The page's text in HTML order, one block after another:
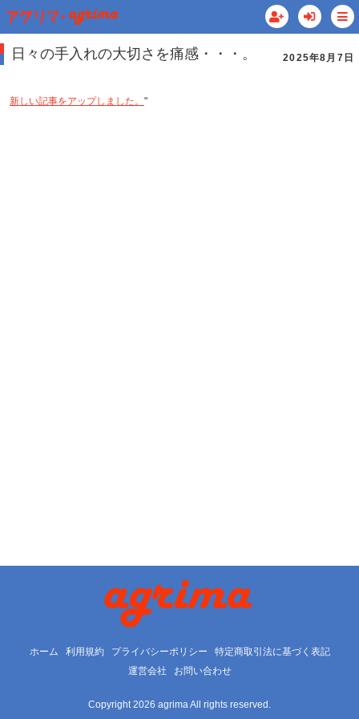
日々の手入れの大切さを痛感・・・。 2025年8月7日
新しい記事をアップしました。 "
ホーム 利用規約 プライバシーポリシー
特定商取引法に基づく表記
運営会社
お問い合わせ
Copyright 2026 agrima All rights reserved.